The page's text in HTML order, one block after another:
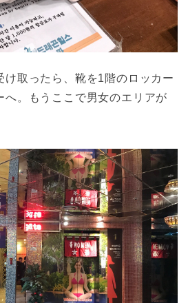
け取ったら、靴を1階のロッカー
へ。もうここで男女のエリアが